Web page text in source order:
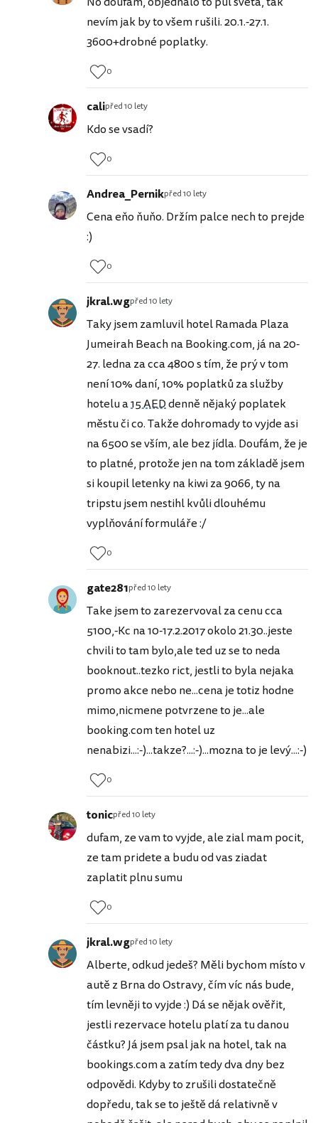
nevím jak by to všem rušili. 20.1.-27.1.
3600+drobné poplatky.
0
calipřed 10 lety
Kdo se vsadí?
0
Andrea_Pernikpřed 10 lety
Cena eňo ňuňo. Držím palce nech to prejde
:)
0
jkral.wgpřed 10 lety
Taky jsem zamluvil hotel Ramada Plaza
Jumeirah Beach na Booking.com, já na 20-
27. ledna za cca 4800 s tím, že prý v tom
není 10% daní, 10% poplatků za služby
hotelu a15 AEDdenně nějaký poplatek
městu či co. Takže dohromady to vyjde asi
na 6500 se vším, ale bez jídla. Doufám, že je
to platné, protože jen na tom základě jsem
si koupil letenky na kiwi za 9066, ty na
tripstu jsem nestihl kvůli dlouhému
vyplňování formuláře :/
0
gate281před 10 lety
Take jsem to zarezervoval za cenu cca
5100,-Kc na 10-17.2.2017 okolo 21.30..jeste
chvili to tam bylo,ale ted uz se to neda
booknout..tezko rict, jestli to byla nejaka
promo akce nebo ne...cena je totiz hodne
mimo,nicmene potvrzene to je...ale
booking.com ten hotel uz
nenabizi...:-)...takze?...:-)...mozna to je levý...:-)
0
tonicpřed 10 lety
dufam, ze vam to vyjde, ale zial mam pocit,
ze tam pridete a budu od vas ziadat
zaplatit plnu sumu
0
jkral.wgpřed 10 lety
Alberte, odkud jedeš? Měli bychom místo v
autě z Brna do Ostravy, čím víc nás bude,
tím levněji to vyjde :) Dá se nějak ověřit,
jestli rezervace hotelu platí za tu danou
částku? Já jsem psal jak na hotel, tak na
bookings.com a zatím tedy dva dny bez
odpovědi. Kdyby to zrušili dostatečně
dopředu, tak se to ještě dá relativně v